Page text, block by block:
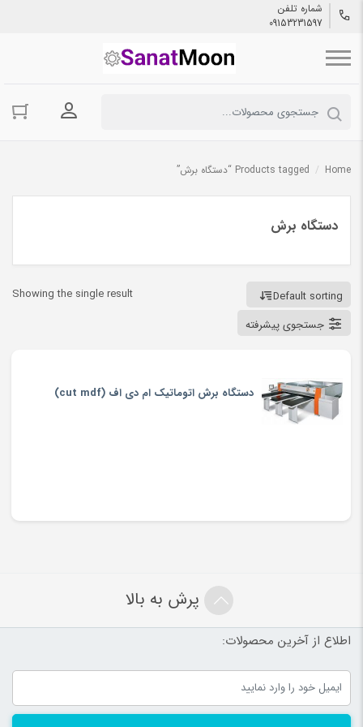
شماره تلفن
09153231597
ورود به
Home
/ Products tagged “دستگاه برش”
دستگاه برش
Showing the single result
Default sorting
جستجوی پیشرفته
دستگاه برش اتوماتیک ام دی اف (cut mdf)
پرش به بالا
اطلاع از آخرین محصولات: